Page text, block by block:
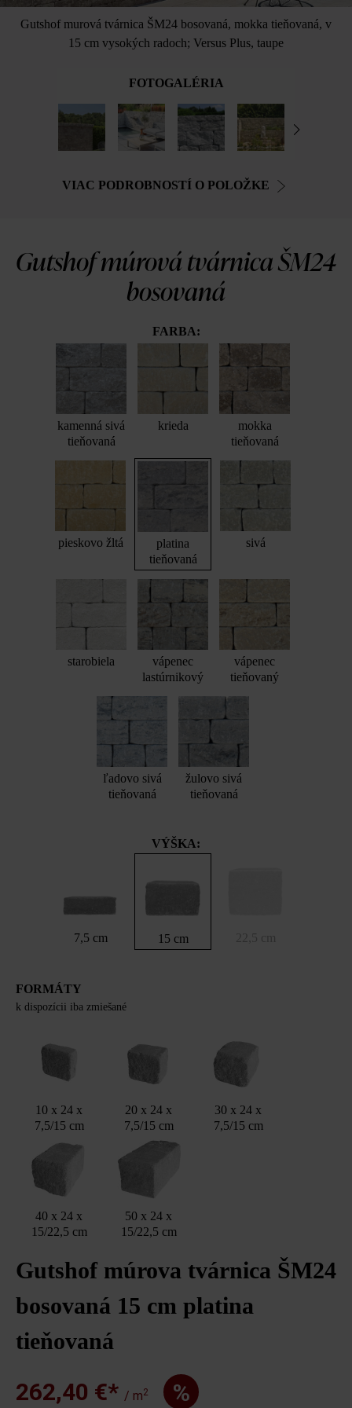
Gutshof murová tvárnica ŠM24 bosovaná, mokka tieňovaná, v
15 cm vysokých radoch; Versus Plus, taupe
FOTOGALÉRIA
VIAC PODROBNOSTÍ O POLOŽKE
Gutshof múrová tvárnica ŠM24
bosovaná
FARBA:
kamenná sivá
tieňovaná
krieda
mokka
tieňovaná
pieskovo žltá
platina
tieňovaná
sivá
starobiela
vápenec
lastúrnikový
vápenec
tieňovaný
ľadovo sivá
tieňovaná
žulovo sivá
tieňovaná
VÝŠKA:
7,5 cm 15 cm
FORMÁTY
k dispozícii iba zmiešané
10 x 24 x
7,5/15 cm
20 x 24 x
7,5/15 cm
30 x 24 x
7,5/15 cm
40 x 24 x
15/22,5 cm
50 x 24 x
15/22,5 cm
Gutshof múrova tvárnica ŠM24
bosovaná 15 cm platina
tieňovaná
262,40 €* / m2 %